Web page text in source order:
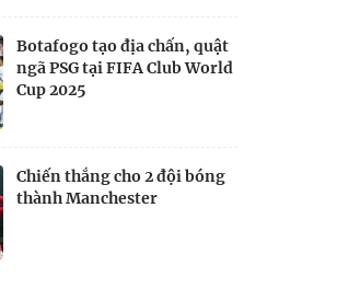
Botafogo tạo địa chấn, quật
ngã PSG tại FIFA Club World
Cup 2025
Chiến thắng cho 2 đội bóng
thành Manchester